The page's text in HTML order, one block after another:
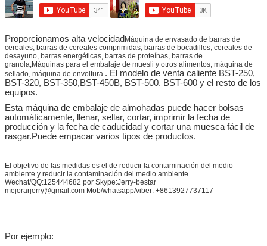
Proporcionamos alta velocidad Máquina de envasado de barras de
cereales, barras de cereales comprimidas, barras de bocadillos, cereales de
desayuno, barras energéticas, barras de proteínas, barras de
granola,Máquinas para el embalaje de muesli y otros alimentos, máquina de
sellado, máquina de envoltura.. El modelo de venta caliente BST-250,
BST-320, BST-350,BST-450B, BST-500. BST-600 y el resto de los
equipos.
Esta máquina de embalaje de almohadas puede hacer bolsas
automáticamente, llenar, sellar, cortar, imprimir la fecha de
producción y la fecha de caducidad y cortar una muesca fácil de
rasgar.Puede empacar varios tipos de productos.
El objetivo de las medidas es el de reducir la contaminación del medio
ambiente y reducir la contaminación del medio ambiente.
Wechat/QQ:125444682 por Skype:Jerry-bestar
mejorarjerry@gmail.com Mob/whatsapp/viber: +8613927737117
Por ejemplo: